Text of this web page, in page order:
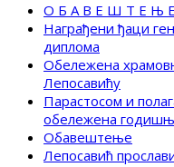
О Б А В Е Ш Т Е Њ Е
Награђени ђаци
диплома
Обележена
Лепосавићу
Парастосом и
обележена
Обавештење
Лепосавић